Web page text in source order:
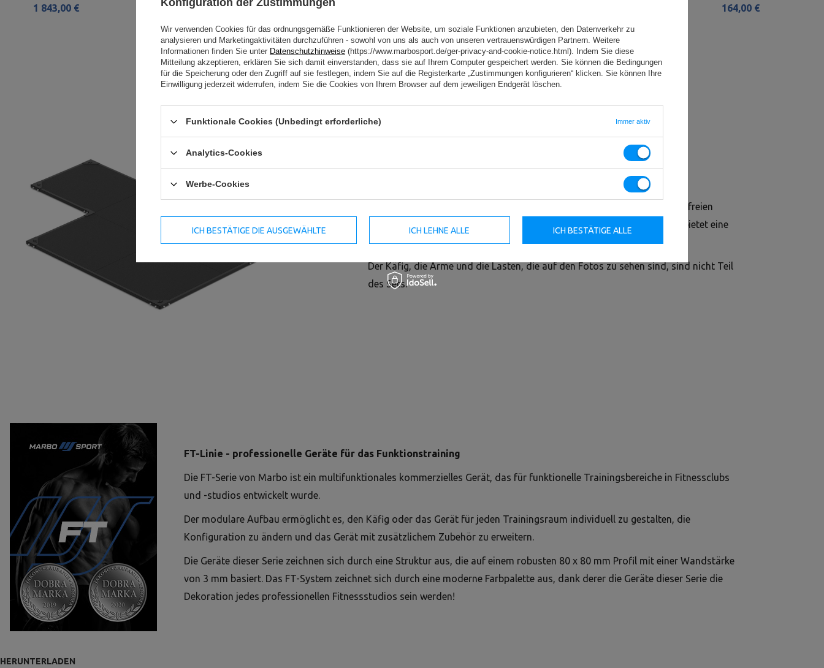
1 843,00 € 2 784,00 € 897,00 € 164,00 €
Die Gewichtheberplattform MFT-A024 ist für den Einbau in das FT-
Die MFT-A024 Plattform ist eine ideale Schutzfläche für den Bereich der freien
Gewichte. Das Produkt verfügt über eine hervorragende Dämpfung und bietet eine
schützende Oberfläche für den Boden in Ihrem Club.
Der Käfig, die Arme und die Lasten, die auf den Fotos zu sehen sind, sind nicht Teil
des Sets.
FT-Linie - professionelle Geräte für das Funktionstraining
Die FT-Serie von Marbo ist ein multifunktionales kommerzielles Gerät, das für funktionelle Trainingsbereiche in Fitnessclubs
und -studios entwickelt wurde.
Der modulare Aufbau ermöglicht es, den Käfig oder das Gerät für jeden Trainingsraum individuell zu gestalten, die
Konfiguration zu ändern und das Gerät mit zusätzlichem Zubehör zu erweitern.
Die Geräte dieser Serie zeichnen sich durch eine Struktur aus, die auf einem robusten 80 x 80 mm Profil mit einer Wandstärke
von 3 mm basiert. Das FT-System zeichnet sich durch eine moderne Farbpalette aus, dank derer die Geräte dieser Serie die
Dekoration jedes professionellen Fitnessstudios sein werden!
HERUNTERLADEN
Konfiguration der Zustimmungen
Wir verwenden Cookies für das ordnungsgemäße Funktionieren der Website, um soziale Funktionen anzubieten, den Datenverkehr zu
analysieren und Marketingaktivitäten durchzuführen - sowohl von uns als auch von unseren vertrauenswürdigen Partnern. Weitere
Informationen finden Sie unter Datenschutzhinweise (https://www.marbosport.de/ger-privacy-and-cookie-notice.html). Indem Sie diese
Mitteilung akzeptieren, erklären Sie sich damit einverstanden, dass sie auf Ihrem Computer gespeichert werden. Sie können die Bedingungen
für die Speicherung oder den Zugriff auf sie festlegen, indem Sie auf die Registerkarte „Zustimmungen konfigurieren“ klicken. Sie können Ihre
Einwilligung jederzeit widerrufen, indem Sie die Cookies von Ihrem Browser auf dem jeweiligen Endgerät löschen.
Funktionale Cookies (Unbedingt erforderliche) Immer aktiv
Analytics-Cookies
Werbe-Cookies
ICH BESTÄTIGE DIE AUSGEWÄHLTE ICH LEHNE ALLE ICH BESTÄTIGE ALLE